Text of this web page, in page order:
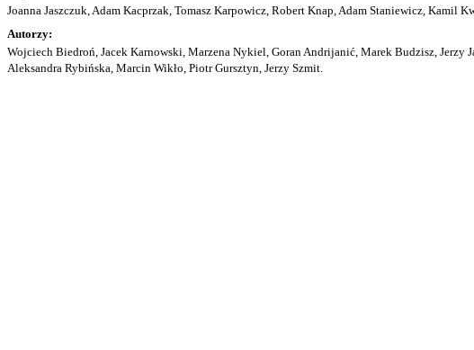
Joanna Jaszczuk, Adam Kacprzak, Tomasz Karpowicz, Robert Knap, Adam Staniewicz, Kamil
Autorzy:
Wojciech Biedroń, Jacek Karnowski, Marzena Nykiel, Goran Andrijanić, Marek Budzisz, Jerzy
Aleksandra Rybińska, Marcin Wikło, Piotr Gursztyn, Jerzy Szmit.